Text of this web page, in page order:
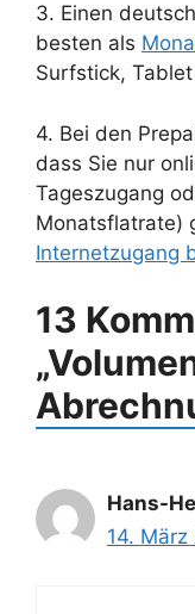
3. Einen
besten als
Surfstick,
4. Bei den
dass Sie nur
Tageszugang
Monatsflatrate)
Internetzugang
13
Hans-
14. März